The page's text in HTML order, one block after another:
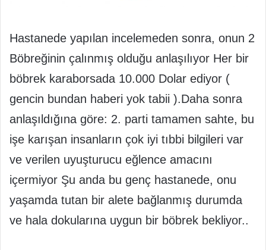
Hastanede yapılan incelemeden sonra, onun 2
Böbreğinin çalınmış olduğu anlaşılıyor Her bir
böbrek karaborsada 10.000 Dolar ediyor (
gencin bundan haberi yok tabii ).Daha sonra
anlaşıldığına göre: 2. parti tamamen sahte, bu
işe karışan insanların çok iyi tıbbi bilgileri var
ve verilen uyuşturucu eğlence amacını
içermiyor Şu anda bu genç hastanede, onu
yaşamda tutan bir alete bağlanmış durumda
ve hala dokularına uygun bir böbrek bekliyor..